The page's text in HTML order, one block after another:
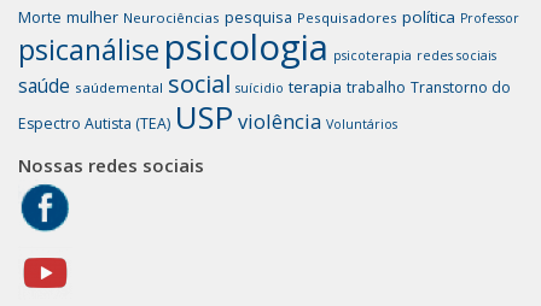
Morte mulher Neurociências pesquisa Pesquisadores política Professor
psicanálise psicologia psicoterapia redes sociais
saúde saúdemental social suícidio terapia trabalho Transtorno do
Espectro Autista (TEA) USP violência Voluntários
Nossas redes sociais